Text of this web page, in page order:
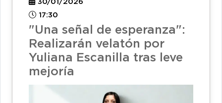
30/01/2026
17:30
"Una señal de esperanza":
Realizarán velatón por
Yuliana Escanilla tras leve
mejoría